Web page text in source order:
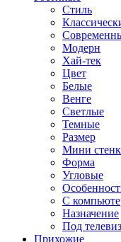
Стиль
Модерн
Хай-тек
Цвет
Белые
Венге
Светлые
Темные
Размер
Мини
Форма
Угловые
С
Назначение
Под
Прихожие